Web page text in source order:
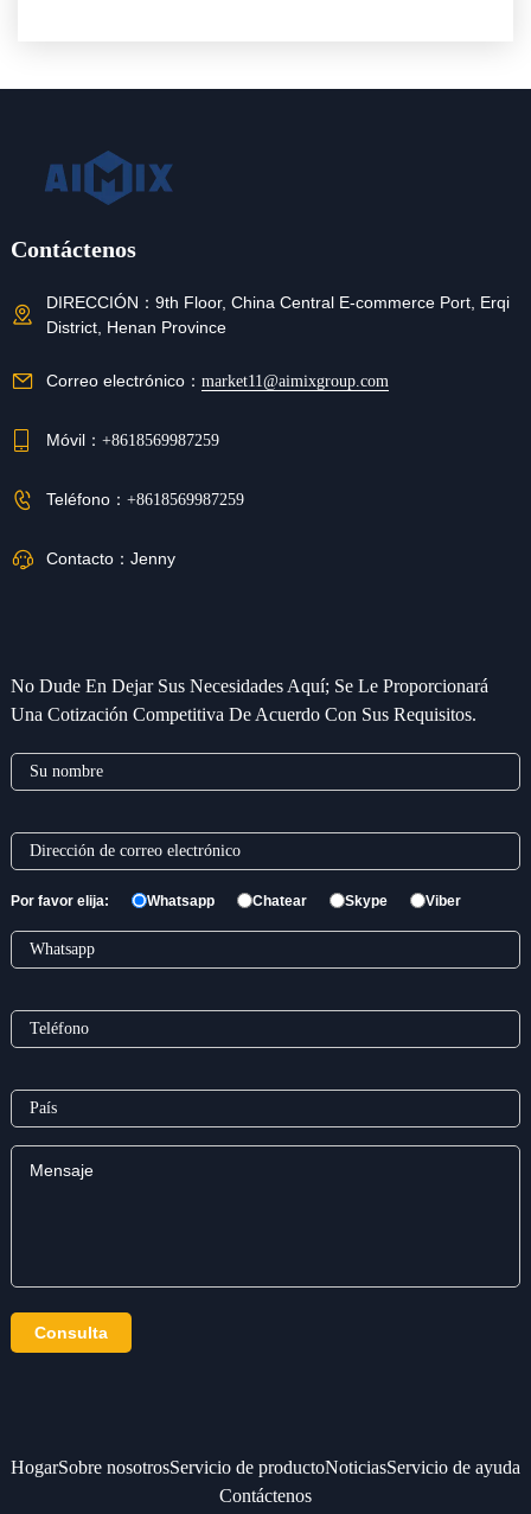
Contáctenos
DIRECCIÓN： 9th Floor, China Central E-commerce Port, Erqi
District, Henan Province
Correo electrónico： market11@aimixgroup.com
Móvil： +8618569987259
Teléfono： +8618569987259
Contacto： Jenny
No Dude En Dejar Sus Necesidades Aquí; Se Le Proporcionará
Una Cotización Competitiva De Acuerdo Con Sus Requisitos.
Por favor elija: Whatsapp Chatear Skype Viber
HogarSobre nosotrosServicio de productoNoticiasServicio de ayuda
Contáctenos